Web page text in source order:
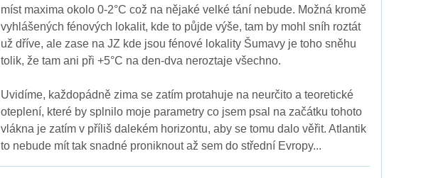
míst maxima okolo 0-2°C což na nějaké velké tání nebude. Možná kromě
vyhlášených fénových lokalit, kde to půjde výše, tam by mohl sníh roztát
už dříve, ale zase na JZ kde jsou fénové lokality Šumavy je toho sněhu
tolik, že tam ani při +5°C na den-dva neroztaje všechno.
Uvidíme, každopádně zima se zatím protahuje na neurčito a teoretické
oteplení, které by splnilo moje parametry co jsem psal na začátku tohoto
vlákna je zatím v příliš dalekém horizontu, aby se tomu dalo věřit. Atlantik
to nebude mít tak snadné proniknout až sem do střední Evropy...